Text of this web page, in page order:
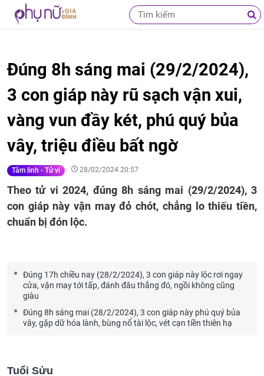
Đúng 8h sáng mai (29/2/2024),
3 con giáp này rũ sạch vận xui,
vàng vun đầy két, phú quý bủa
vây, triệu điều bất ngờ
Tâm linh - Tử vi 28/02/2024 20:57
Theo tử vi 2024, đúng 8h sáng mai (29/2/2024), 3
con giáp này vận may đỏ chót, chẳng lo thiếu tiền,
chuẩn bị đón lộc.
Đúng 17h chiều nay (28/2/2024), 3 con giáp này lộc rơi ngay
cửa, vận may tới tấp, đánh đâu thắng đó, ngồi không cũng
giàu
Đúng 8h sáng mai (28/2/2024), 3 con giáp này phú quý bủa
vây, gặp dữ hóa lành, bùng nổ tài lộc, vét cạn tiền thiên hạ
Tuổi Sửu